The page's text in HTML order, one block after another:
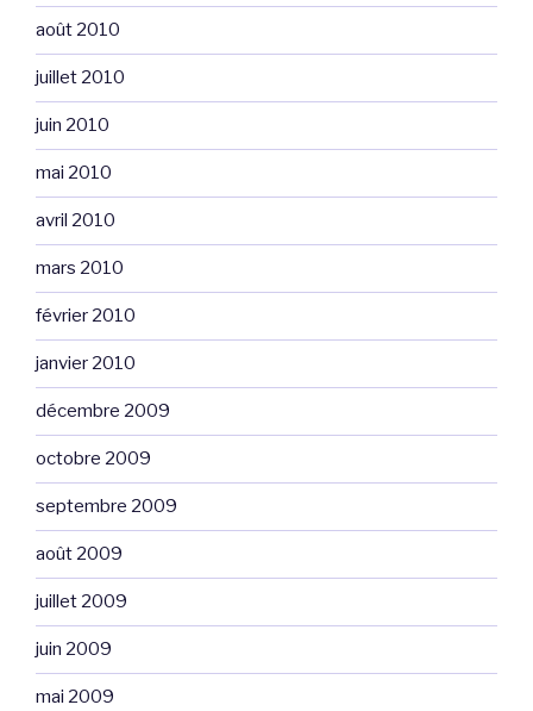
août 2010
juillet 2010
juin 2010
mai 2010
avril 2010
mars 2010
février 2010
janvier 2010
décembre 2009
octobre 2009
septembre 2009
août 2009
juillet 2009
juin 2009
mai 2009